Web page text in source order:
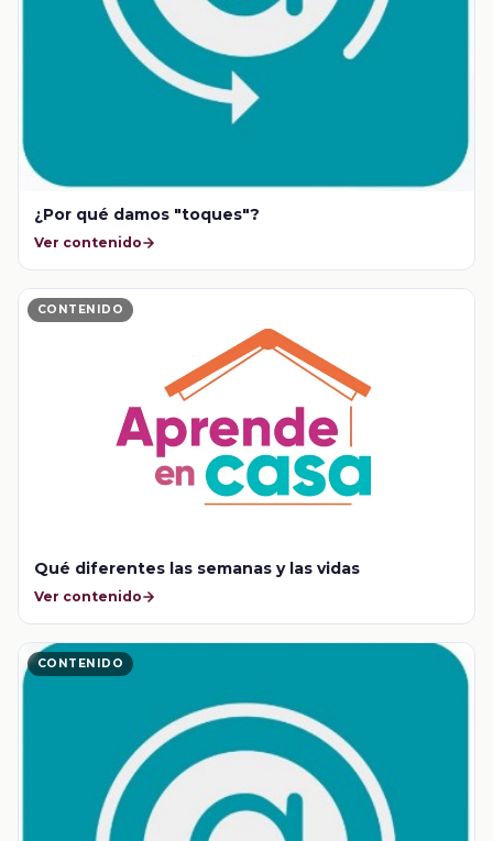
¿Por qué damos "toques"?
Ver contenido
CONTENIDO
Qué diferentes las semanas y las vidas
Ver contenido
CONTENIDO